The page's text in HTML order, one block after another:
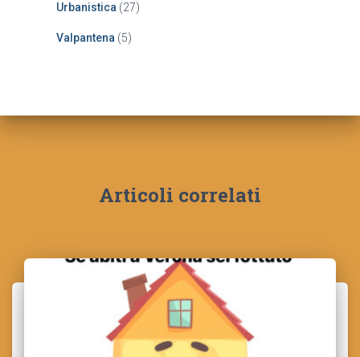
Urbanistica (27)
Valpantena (5)
Articoli correlati